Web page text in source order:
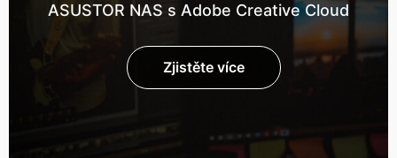
ASUSTOR NAS s Adobe Creative Cloud
Zjistěte více